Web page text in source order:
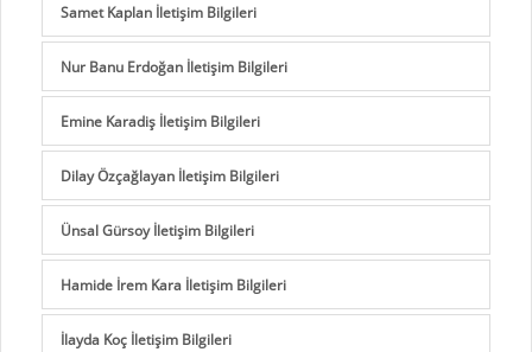
Samet Kaplan İletişim Bilgileri
Nur Banu Erdoğan İletişim Bilgileri
Emine Karadiş İletişim Bilgileri
Dilay Özçağlayan İletişim Bilgileri
Ünsal Gürsoy İletişim Bilgileri
Hamide İrem Kara İletişim Bilgileri
İlayda Koç İletişim Bilgileri